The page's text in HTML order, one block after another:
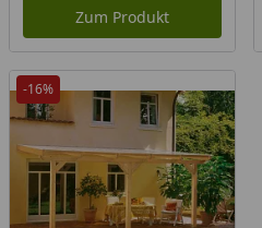
Zum Produkt
-16%